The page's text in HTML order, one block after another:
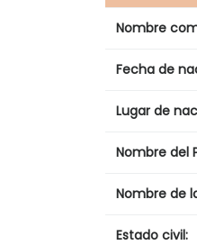
Nombre
Fecha de
Lugar de
Nombre del
Nombre de
Estado civil: